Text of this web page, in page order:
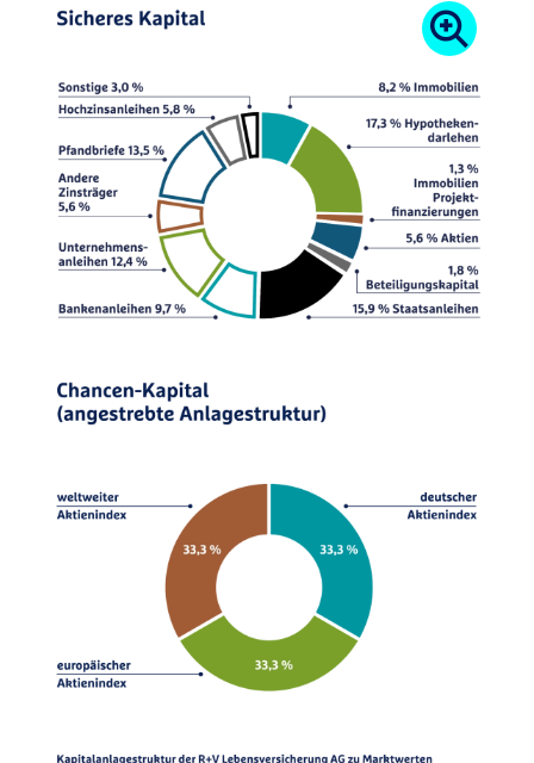
Verteilung zu erreichen. Investitionen erfolgen
grundsätzlich nach dem Prinzip größtmöglicher
Sicherheit und Rentabilität bei Sicherstellung der
jederzeitigen Liquidität.